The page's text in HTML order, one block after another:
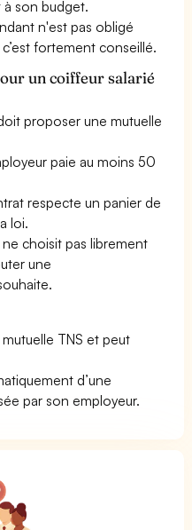
à son budget.
n'est pas obligé
fortement conseillé.
un coiffeur salarié
proposer une mutuelle
paie au moins 50
respecte un panier de
loi.
ne choisit pas librement
une
TNS et peut
d’une
par son employeur.